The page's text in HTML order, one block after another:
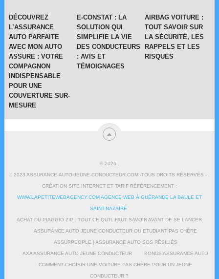
DÉCOUVREZ
L’ASSURANCE
AUTO PARFAITE
AVEC MON AUTO
ASSURE : VOTRE
COMPAGNON
INDISPENSABLE
POUR UNE
COUVERTURE SUR-
MESURE
E-CONSTAT : LA
SOLUTION QUI
SIMPLIFIE LA VIE
DES CONDUCTEURS
: AVIS ET
TÉMOIGNAGES
AIRBAG VOITURE :
TOUT SAVOIR SUR
LA SÉCURITÉ, LES
RAPPELS ET LES
RISQUES
© 2026
© 2023 ASSURANCE-AUTO-JEUNE-CONDUCTEUR.COM -TOUS DROITS RÉSERVÉS - .
CRÉATION SITE INTERNET ET TARIF RÉFÉRENCEMENT :
WWW.LAPETITEWEBAGENCY.COM AGENCE WEB À GUÉRANDE LA BAULE ET
SAINT-NAZAIRE
ACHAT DU PIAGGIO ZIP : TOUT CE QU’IL FAUT SAVOIR AVANT DE SE LANCER
ASSURANCE AUTO JEUNE CONDUCTEUR OU ETUDIANT PAS CHÈRE
ASSURPEOPLE | ASSURANCE AUTO SOS RÉSILIÉS
AXA ASSURANCE AUTO JEUNE CONDUCTEUR BONUS ASSURANCE AUTO
COMMENT CHOISIR UNE VOITURE PAS CHÈRE POUR UN JEUNE
CONDUCTEUR ?